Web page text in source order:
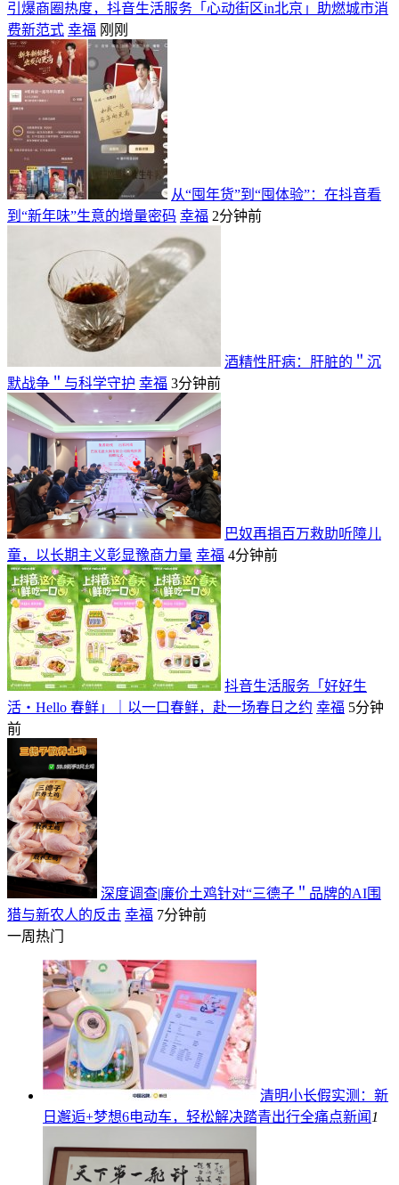
引爆商圈热度，抖音生活服务「心动街区in北京」助燃城市消
费新范式 幸福 刚刚
从“囤年货”到“囤体验”：在抖音看
到“新年味”生意的增量密码 幸福 2分钟前
酒精性肝病：肝脏的＂沉
默战争＂与科学守护 幸福 3分钟前
巴奴再捐百万救助听障儿
童，以长期主义彰显豫商力量 幸福 4分钟前
抖音生活服务「好好生
活・Hello 春鲜」｜以一口春鲜，赴一场春日之约 幸福 5分钟
前
深度调查|廉价土鸡针对“三德子＂品牌的AI围
猎与新农人的反击 幸福 7分钟前
一周热门
清明小长假实测：新
日邂逅+梦想6电动车，轻松解决踏青出行全痛点新闻1